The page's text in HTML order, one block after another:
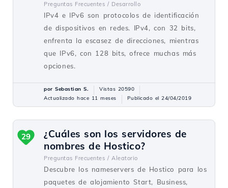
Preguntas Frecuentes / Desarrollo
IPv4 e IPv6 son protocolos de identificación
de dispositivos en redes. IPv4, con 32 bits,
enfrenta la escasez de direcciones, mientras
que IPv6, con 128 bits, ofrece muchas más
opciones.
por Sebastian S.
Vistas 20590
Actualizado hace 11 meses
Publicado el 24/04/2019
¿Cuáles son los servidores de
nombres de Hostico?
Preguntas Frecuentes / Aleatorio
Descubre los nameservers de Hostico para los
paquetes de alojamiento Start, Business,
29